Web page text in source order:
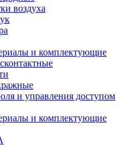
воздуха
и комплектующие
и управления доступом
и комплектующие